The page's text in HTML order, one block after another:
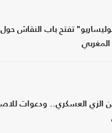
تفتح باب النقاش
المغربي
الزي العسكري.. ودعوات